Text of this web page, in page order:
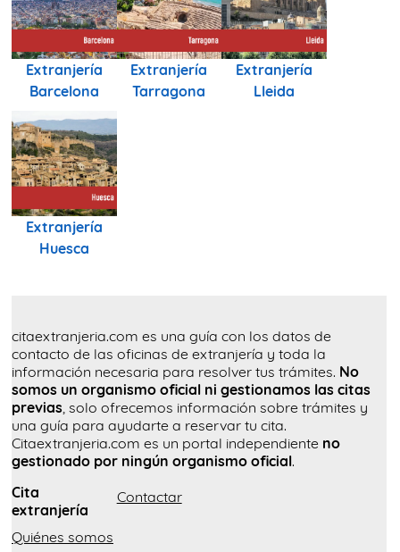
Extranjería
Barcelona
Extranjería
Tarragona
Extranjería
Lleida
Extranjería
Huesca
citaextranjeria.com es una guía con los datos de
contacto de las oficinas de extranjería y toda la
información necesaria para resolver tus trámites. No
somos un organismo oficial ni gestionamos las citas
previas , solo ofrecemos información sobre trámites y
una guía para ayudarte a reservar tu cita.
Citaextranjeria.com es un portal independiente no
gestionado por ningún organismo oficial.
Cita
extranjería
Quiénes somos
Contactar